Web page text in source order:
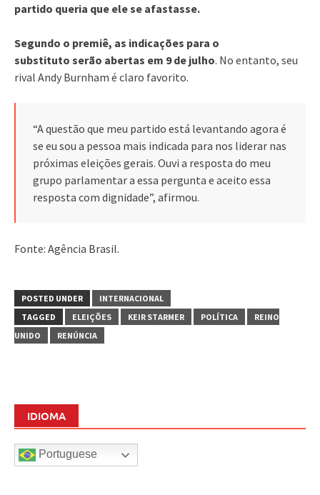
partido queria que ele se afastasse.
Segundo o premiê, as indicações para o
substituto serão abertas em 9 de julho. No entanto, seu
rival Andy Burnham é claro favorito.
“A questão que meu partido está levantando agora é
se eu sou a pessoa mais indicada para nos liderar nas
próximas eleições gerais. Ouvi a resposta do meu
grupo parlamentar a essa pergunta e aceito essa
resposta com dignidade”, afirmou.
Fonte: Agência Brasil.
POSTED UNDER
INTERNACIONAL
TAGGED
ELEIÇÕES KEIR STARMER POLÍTICA
REINO
UNIDO
RENÚNCIA
IDIOMA
Portuguese